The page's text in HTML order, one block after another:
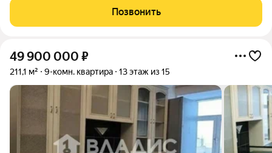
Возничего. В астрономии этот объект символизирует порядок,
точность и уверенность в движении. В
Позвонить
49 900 000 ₽
211,1 м² 9-комн. квартира 13 этаж из 15